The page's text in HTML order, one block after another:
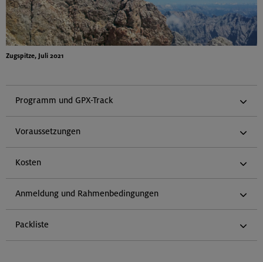
Zugspitze, Juli 2021
Programm und GPX-Track
Voraussetzungen
Kosten
Anmeldung und Rahmenbedingungen
Packliste